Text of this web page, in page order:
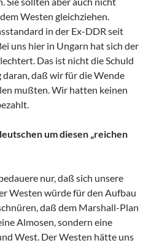
Westen gleichziehen.
in der Ex-DDR seit
uns hier in Ungarn hat sich der
Das ist nicht die Schuld
daß wir für die Wende
mußten. Wir hatten keinen
um diesen „reichen
nur, daß sich unsere
Westen würde für den Aufbau
daß dem Marshall-Plan
Almosen, sondern eine
West. Der Westen hätte uns